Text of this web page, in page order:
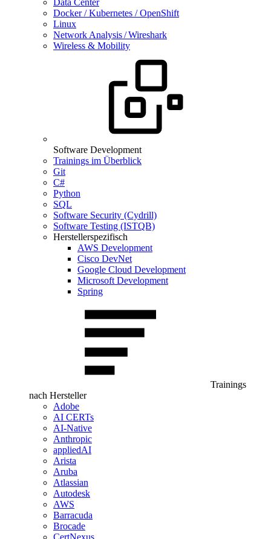
Data Center
Docker / Kubernetes / OpenShift
Linux
Network Analysis / Wireshark
Wireless & Mobility
Software Development
Trainings im Überblick
Git
C#
Python
SQL
Software Security (Cydrill)
Software Testing (ISTQB)
Herstellerspezifisch
AWS Development
Cisco DevNet
Google Cloud Development
Microsoft Development
Spring
Trainings
nach Hersteller
Adobe
AI CERTs
AI-Native
Anthropic
appliedAI
Arista
Aruba
Atlassian
Autodesk
AWS
Barracuda
Brocade
CertNexus